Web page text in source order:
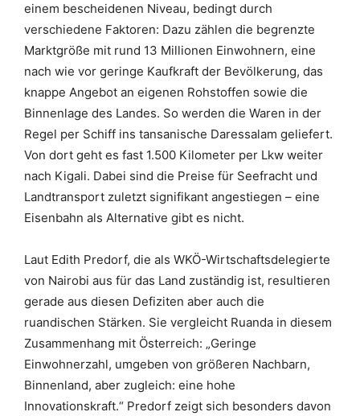
einem bescheidenen Niveau, bedingt durch
verschiedene Faktoren: Dazu zählen die begrenzte
Marktgröße mit rund 13 Millionen Einwohnern, eine
nach wie vor geringe Kaufkraft der Bevölkerung, das
knappe Angebot an eigenen Rohstoffen sowie die
Binnenlage des Landes. So werden die Waren in der
Regel per Schiff ins tansanische Daressalam geliefert.
Von dort geht es fast 1.500 Kilometer per Lkw weiter
nach Kigali. Dabei sind die Preise für Seefracht und
Landtransport zuletzt signifikant angestiegen – eine
Eisenbahn als Alternative gibt es nicht.
Laut Edith Predorf, die als WKÖ-Wirtschaftsdelegierte
von Nairobi aus für das Land zuständig ist, resultieren
gerade aus diesen Defiziten aber auch die
ruandischen Stärken. Sie vergleicht Ruanda in diesem
Zusammenhang mit Österreich: „Geringe
Einwohnerzahl, umgeben von größeren Nachbarn,
Binnenland, aber zugleich: eine hohe
Innovationskraft.“ Predorf zeigt sich besonders davon